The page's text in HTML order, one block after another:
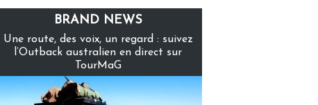
BRAND NEWS
Une route, des voix, un regard : suivez
l’Outback australien en direct sur
TourMaG